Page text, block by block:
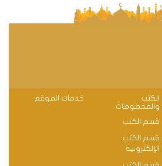
الكتب
والمخطوطات
قسم الكتب
قسم الكتب
الإلكترونية
خدمات الموقع